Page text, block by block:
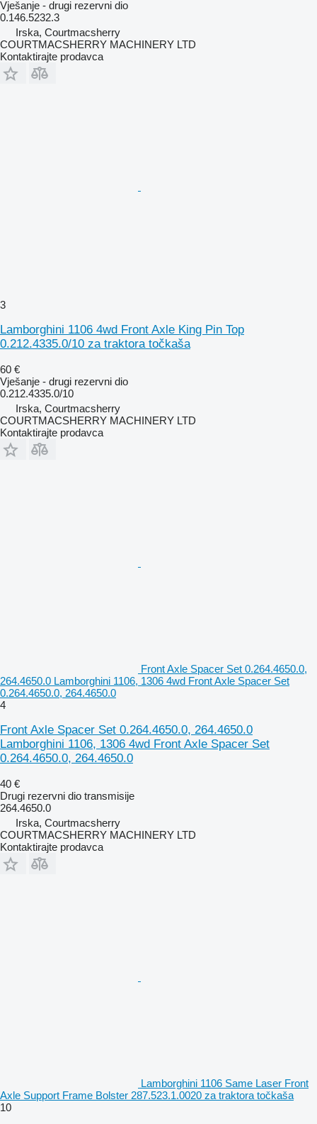
Vješanje - drugi rezervni dio
0.146.5232.3
Irska, Courtmacsherry
COURTMACSHERRY MACHINERY LTD
Kontaktirajte prodavca
3
Lamborghini 1106 4wd Front Axle King Pin Top
0.212.4335.0/10 za traktora točkaša
60 €
Vješanje - drugi rezervni dio
0.212.4335.0/10
Irska, Courtmacsherry
COURTMACSHERRY MACHINERY LTD
Kontaktirajte prodavca
Front Axle Spacer Set 0.264.4650.0,
264.4650.0 Lamborghini 1106, 1306 4wd Front Axle Spacer Set
0.264.4650.0, 264.4650.0
4
Front Axle Spacer Set 0.264.4650.0, 264.4650.0
Lamborghini 1106, 1306 4wd Front Axle Spacer Set
0.264.4650.0, 264.4650.0
40 €
Drugi rezervni dio transmisije
264.4650.0
Irska, Courtmacsherry
COURTMACSHERRY MACHINERY LTD
Kontaktirajte prodavca
Lamborghini 1106 Same Laser Front
Axle Support Frame Bolster 287.523.1.0020 za traktora točkaša
10